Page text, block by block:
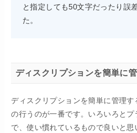
と指定しても50文字だったり誤
た。
ディスクリプションを簡単に
ディスクリプションを簡単に管理
の行うのが一番です。いろいろと
で、使い慣れているもので良いと